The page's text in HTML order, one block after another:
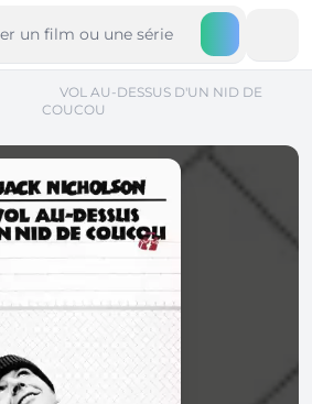
VOL AU-DESSUS D'UN NID DE
COUCOU